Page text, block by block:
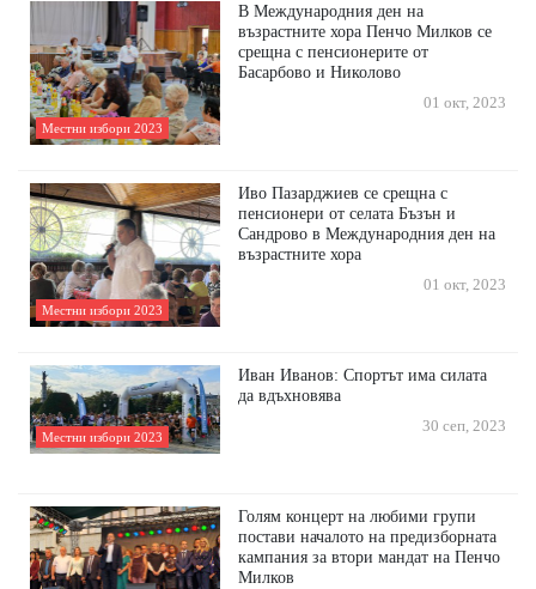
Местни избори 2023
В Международния ден на
възрастните хора Пенчо Милков се
срещна с пенсионерите от
Басарбово и Николово
01 окт, 2023
Местни избори 2023
Иво Пазарджиев се срещна с
пенсионери от селата Бъзън и
Сандрово в Международния ден на
възрастните хора
01 окт, 2023
Местни избори 2023
Иван Иванов: Спортът има силата
да вдъхновява
30 сеп, 2023
Голям концерт на любими групи
постави началото на предизборната
кампания за втори мандат на Пенчо
Милков